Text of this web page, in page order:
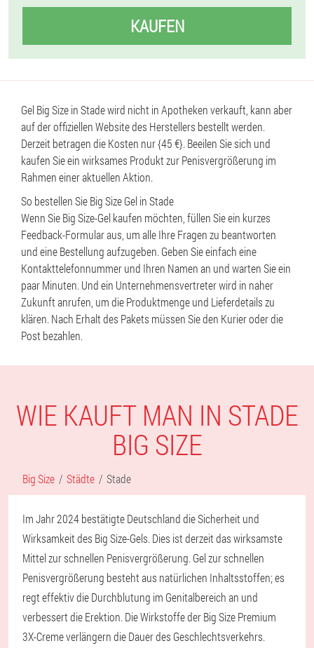
KAUFEN
Gel Big Size in Stade wird nicht in Apotheken verkauft, kann aber
auf der offiziellen Website des Herstellers bestellt werden.
Derzeit betragen die Kosten nur {45 €}. Beeilen Sie sich und
kaufen Sie ein wirksames Produkt zur Penisvergrößerung im
Rahmen einer aktuellen Aktion.
So bestellen Sie Big Size Gel in Stade
Wenn Sie Big Size-Gel kaufen möchten, füllen Sie ein kurzes
Feedback-Formular aus, um alle Ihre Fragen zu beantworten
und eine Bestellung aufzugeben. Geben Sie einfach eine
Kontakttelefonnummer und Ihren Namen an und warten Sie ein
paar Minuten. Und ein Unternehmensvertreter wird in naher
Zukunft anrufen, um die Produktmenge und Lieferdetails zu
klären. Nach Erhalt des Pakets müssen Sie den Kurier oder die
Post bezahlen.
WIE KAUFT MAN IN STADE
BIG SIZE
Big Size Städte Stade
Im Jahr 2024 bestätigte Deutschland die Sicherheit und
Wirksamkeit des Big Size-Gels. Dies ist derzeit das wirksamste
Mittel zur schnellen Penisvergrößerung. Gel zur schnellen
Penisvergrößerung besteht aus natürlichen Inhaltsstoffen; es
regt effektiv die Durchblutung im Genitalbereich an und
verbessert die Erektion. Die Wirkstoffe der Big Size Premium
3X-Creme verlängern die Dauer des Geschlechtsverkehrs.